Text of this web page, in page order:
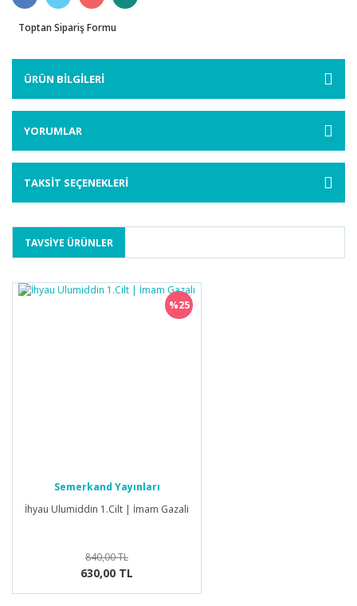
Toptan Sipariş Formu
ÜRÜN BİLGİLERİ
YORUMLAR
TAKSİT SEÇENEKLERİ
TAVSİYE ÜRÜNLER
%25
Semerkand Yayınları
İhyau Ulumiddin 1.Cilt | İmam Gazali
840,00 TL
630,00 TL